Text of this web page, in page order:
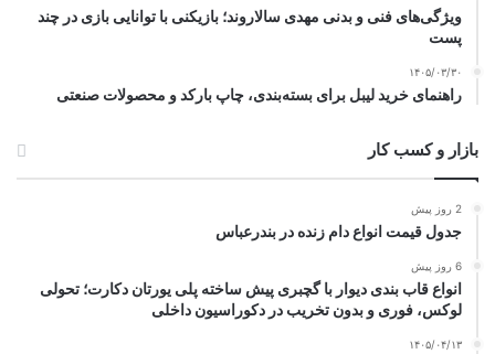
ویژگی‌های فنی و بدنی مهدی سالاروند؛ بازیکنی با توانایی بازی در چند
پست
۱۴۰۵/۰۳/۳۰
راهنمای خرید لیبل برای بسته‌بندی، چاپ بارکد و محصولات صنعتی
بازار و کسب کار
2 روز پیش
جدول قیمت انواع دام زنده در بندرعباس
6 روز پیش
انواع قاب بندی دیوار با گچبری پیش ساخته پلی یورتان دکارت؛ تحولی
لوکس، فوری و بدون تخریب در دکوراسیون داخلی
۱۴۰۵/۰۴/۱۳